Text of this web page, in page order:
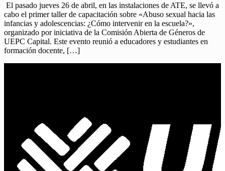
El pasado jueves 26 de abril, en las instalaciones de ATE, se llevó a
cabo el primer taller de capacitación sobre «Abuso sexual hacia las
infancias y adolescencias: ¿Cómo intervenir en la escuela?»,
organizado por iniciativa de la Comisión Abierta de Géneros de
UEPC Capital. Este evento reunió a educadores y estudiantes en
formación docente, […]